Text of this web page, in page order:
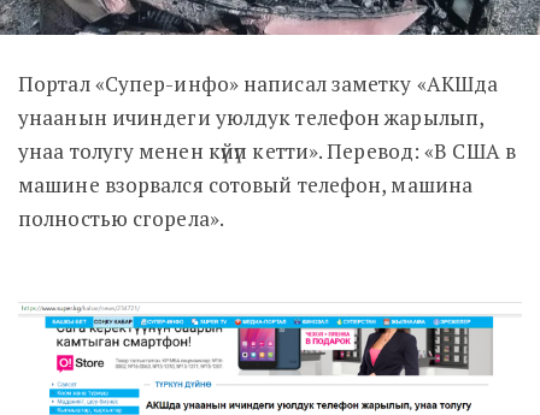
Портал «Супер-инфо» написал заметку «АКШда
унаанын ичиндеги уюлдук телефон жарылып,
унаа толугу менен күйүп кетти». Перевод: «В США в
машине взорвался сотовый телефон, машина
полностью сгорела».